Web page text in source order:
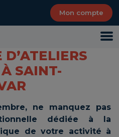
Mon compte
SAINT-
ne manquez pas
dédiée à la
de votre activité à